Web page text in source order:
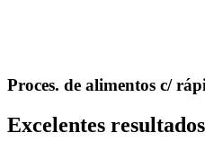
Proces. de alimentos c/
Excelentes